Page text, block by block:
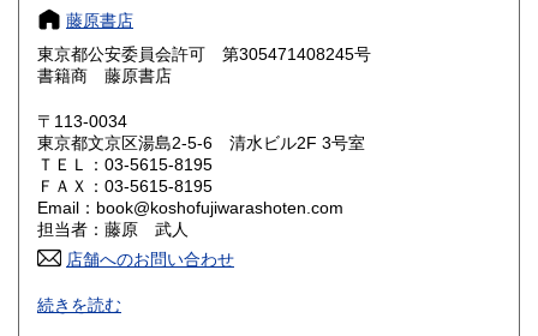
奈良県
鳥取県 1,200円 島根県
岡山県
山口県 1,200円
香川県 1,200円 愛媛県
高知県 1,200円
佐賀県
藤原書店
東京都公安委員会許可 第305471408245号
書籍商 藤原書店
〒113-0034
東京都文京区湯島2-5-6 清水ビル2F 3号室
ＴＥＬ：03-5615-8195
ＦＡＸ：03-5615-8195
Email：book@koshofujiwarashoten.com
担当者：藤原 武人
店舗へのお問い合わせ
【通信販売専門 (ご来店不可)】 の古書店です。
※大変申し訳ございませんが、店頭での販売は行っておりま
続きを読む